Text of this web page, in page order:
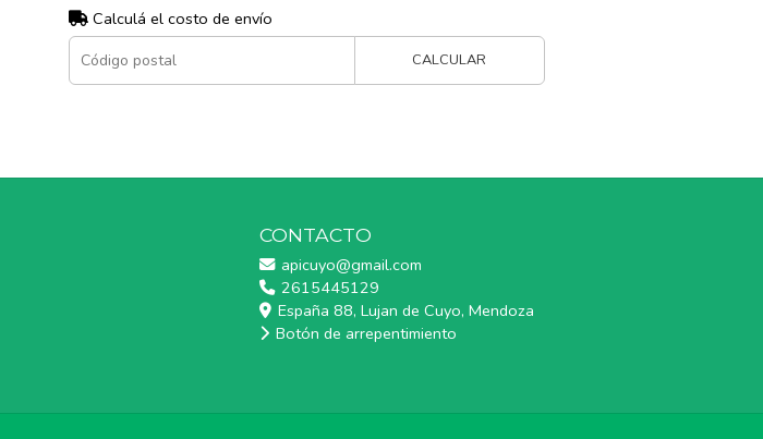
Calculá el costo de envío
CALCULAR
CONTACTO
apicuyo@gmail.com
2615445129
España 88, Lujan de Cuyo, Mendoza
Botón de arrepentimiento